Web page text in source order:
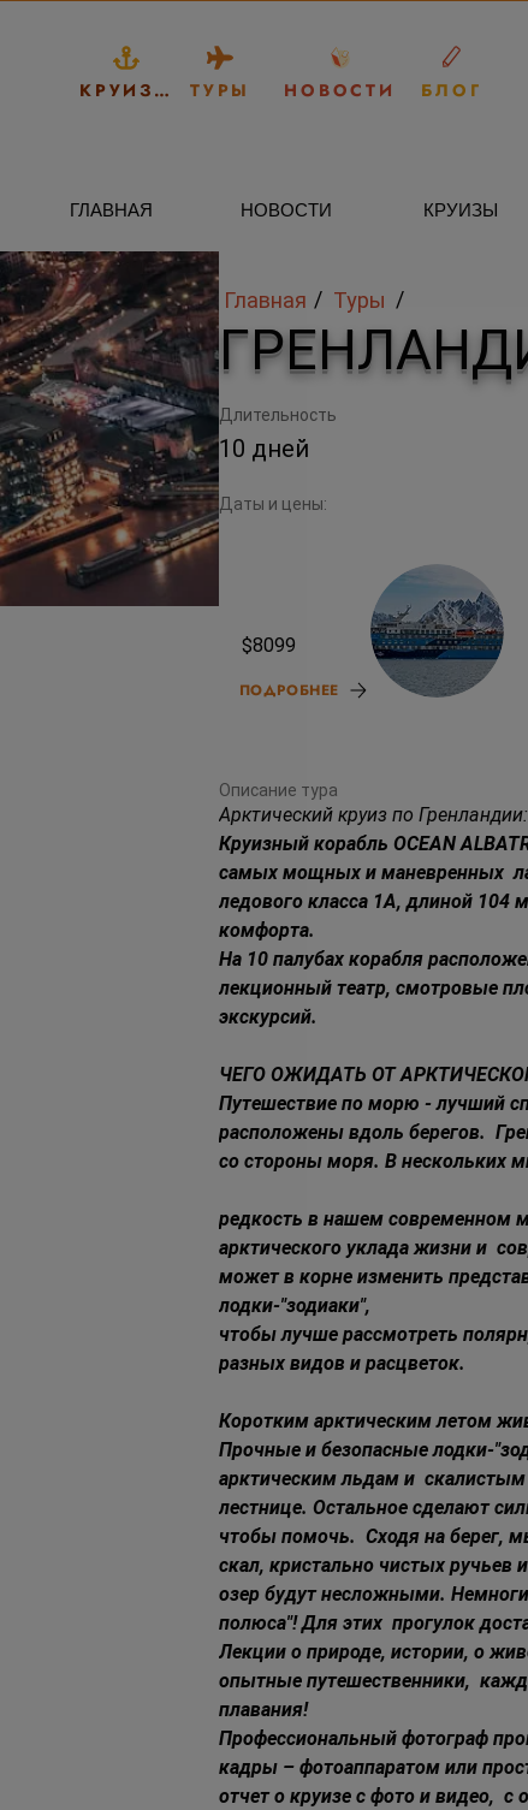
КРУИЗЫ ТУРЫ НОВОСТИ БЛОГ
ГЛАВНАЯ НОВОСТИ КРУИЗЫ
Главная / Туры /
Длительность
10 дней
Даты и цены:
$8099
ПОДРОБНЕЕ
Описание тура
Арктический круиз по
Круизный корабль OCEAN
самых мощных и маневренных
ледового класса 1A, длиной 104
комфорта.
На 10 палубах корабля
лекционный театр, смотровые
экскурсий.
ЧЕГО ОЖИДАТЬ ОТ
Путешествие по морю - лучший
расположены вдоль берегов.
со стороны моря. В нескольких
редкость в нашем современном
арктического уклада жизни и
может в корне изменить
лодки-"зодиаки",
чтобы лучше рассмотреть
разных видов и расцветок.
Коротким арктическим летом
Прочные и безопасные лодки-
арктическим льдам и
лестнице. Остальное сделают
чтобы помочь.  Сходя на берег,
скал, кристально чистых ручьев и
озер будут несложными.
полюса"! Для этих  прогулок
Лекции о природе, истории, о
опытные путешественники,
плавания!
Профессиональный фотограф
кадры – фотоаппаратом или
отчет о круизе с фото и видео,